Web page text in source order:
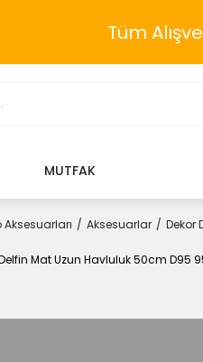
Tüm
MUTFAK
Aksesuarlar Dekor